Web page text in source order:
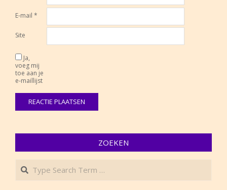
E-mail *
Site
Ja,
voeg mij
toe aan je
e-maillijst
ZOEKEN
Search